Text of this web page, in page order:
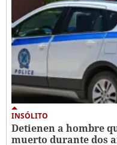
INSÓLITO
Detienen a hombre
muerto durante dos